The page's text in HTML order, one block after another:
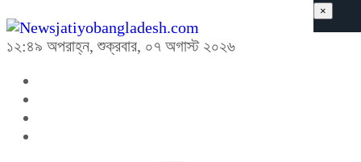
১২:৪৯ অপরাহ্ন, শুক্রবার, ০৭ অগাস্ট ২০২৬
×